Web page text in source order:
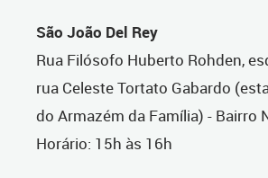
São João Del Rey
Rua Filósofo Huberto Rohden,
rua Celeste Tortato Gabardo
do Armazém da Família) - Bairro
Horário: 15h às 16h